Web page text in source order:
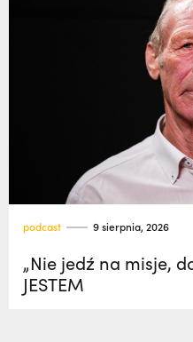
podcast 9 sierpnia, 2026
„Nie jedź na misje,
JESTEM